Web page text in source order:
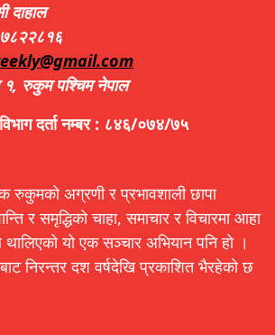
१, रुकुम पश्चिम नेपाल
दर्ता नम्बर : ८४६/०७४/७५
रुकुमको अग्रणी र प्रभावशाली छापा
र समृद्धिको चाहा, समाचार र विचारमा आहा
यो एक सञ्चार अभियान पनि हो ।
निरन्तर दश वर्षदेखि प्रकाशित भैरहेको छ